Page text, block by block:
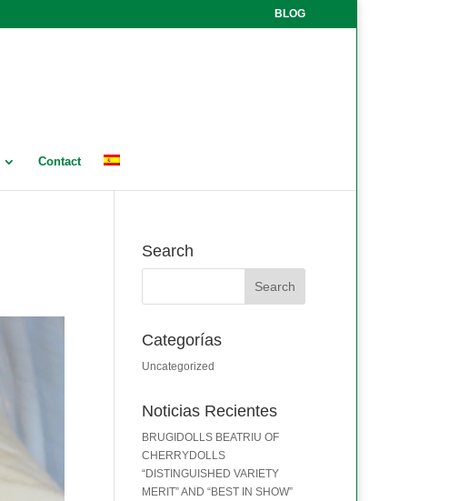
BLOG
Contact
Search
Categorías
Uncategorized
Noticias Recientes
BRUGIDOLLS BEATRIU OF
CHERRYDOLLS
“DISTINGUISHED VARIETY
MERIT” AND “BEST IN SHOW”